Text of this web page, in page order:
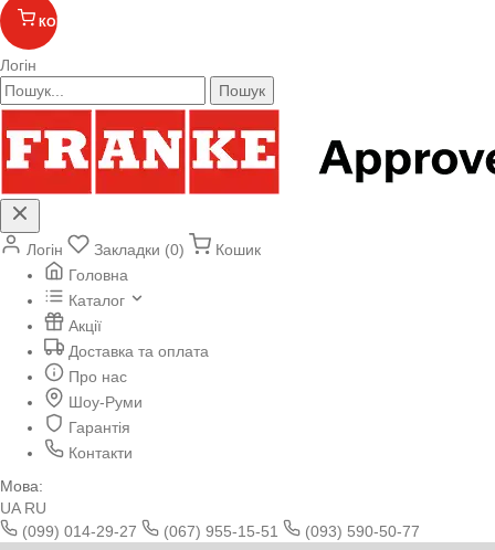
КОШИК
Логін
Пошук
Логін Закладки (0)
Кошик
Головна
Каталог
Акції
Доставка та оплата
Про нас
Шоу-Руми
Гарантія
Контакти
Мова:
UA RU
(099) 014-29-27
(067) 955-15-51
(093) 590-50-77